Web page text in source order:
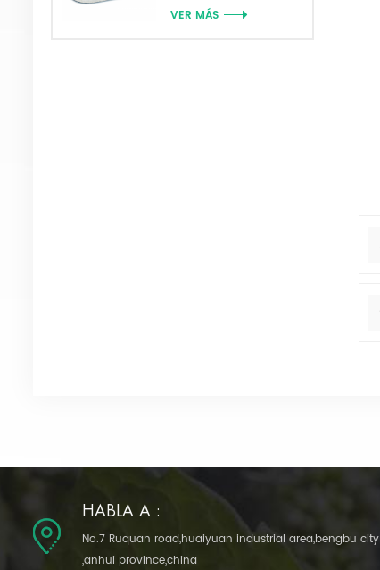
WS-23 polvo
VER MÁS
HABLA A :
No.7 Ruquan road,huaiyuan industrial area,bengbu city
,anhui province,china